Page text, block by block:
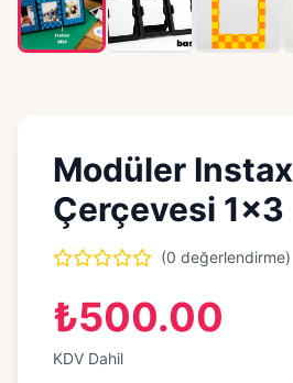
Modüler Instax
Çerçevesi 1x3
(0 değerlendirme)
₺500.00
KDV Dahil